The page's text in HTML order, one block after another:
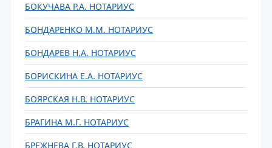
БОКУЧАВА Р.А. НОТАРИУС
БОНДАРЕНКО М.М. НОТАРИУС
БОНДАРЕВ Н.А. НОТАРИУС
БОРИСКИНА Е.А. НОТАРИУС
БОЯРСКАЯ Н.В. НОТАРИУС
БРАГИНА М.Г. НОТАРИУС
БРЕЖНЕВА Г.В. НОТАРИУС